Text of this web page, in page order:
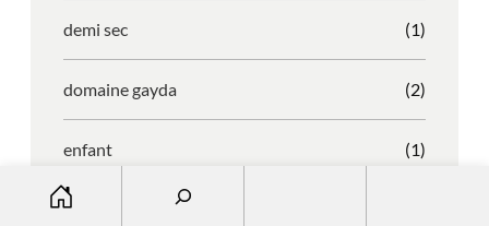
demi sec (1)
domaine gayda (2)
enfant (1)
entreprise